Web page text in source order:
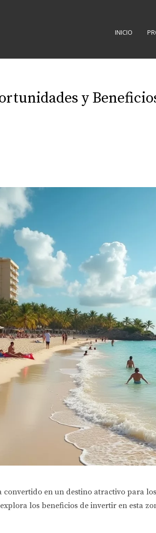
INICIO
y
convertido en un destino atractivo para
los beneficios de invertir en esta